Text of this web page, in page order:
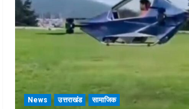
News उत्तराखंड सामाजिक